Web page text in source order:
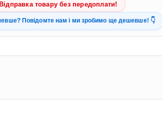
товару без передоплати!
Повідомте нам і ми зробимо ще дешевше! 👇